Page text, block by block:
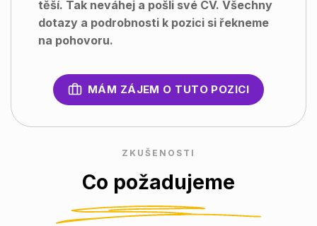
těší. Tak neváhej a pošli své CV. Všechny
dotazy a podrobnosti k pozici si řekneme
na pohovoru.
MÁM ZÁJEM O TUTO POZICI
ZKUŠENOSTI
Co požadujeme